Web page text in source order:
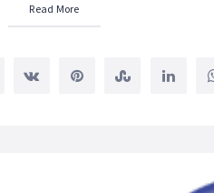
Read More